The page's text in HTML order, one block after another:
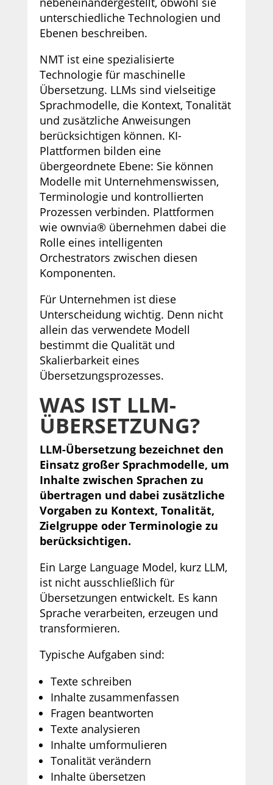
unterschiedliche Technologien und
Ebenen beschreiben.
NMT ist eine spezialisierte
Technologie für maschinelle
Übersetzung. LLMs sind vielseitige
Sprachmodelle, die Kontext, Tonalität
und zusätzliche Anweisungen
berücksichtigen können. KI-
Plattformen bilden eine
übergeordnete Ebene: Sie können
Modelle mit Unternehmenswissen,
Terminologie und kontrollierten
Prozessen verbinden. Plattformen
wie ownvia® übernehmen dabei die
Rolle eines intelligenten
Orchestrators zwischen diesen
Komponenten.
Für Unternehmen ist diese
Unterscheidung wichtig. Denn nicht
allein das verwendete Modell
bestimmt die Qualität und
Skalierbarkeit eines
Übersetzungsprozesses.
WAS IST LLM-
ÜBERSETZUNG?
LLM-Übersetzung bezeichnet den
Einsatz großer Sprachmodelle, um
Inhalte zwischen Sprachen zu
übertragen und dabei zusätzliche
Vorgaben zu Kontext, Tonalität,
Zielgruppe oder Terminologie zu
berücksichtigen.
Ein Large Language Model, kurz LLM,
ist nicht ausschließlich für
Übersetzungen entwickelt. Es kann
Sprache verarbeiten, erzeugen und
transformieren.
Typische Aufgaben sind:
Texte schreiben
Inhalte zusammenfassen
Fragen beantworten
Texte analysieren
Inhalte umformulieren
Tonalität verändern
Inhalte übersetzen